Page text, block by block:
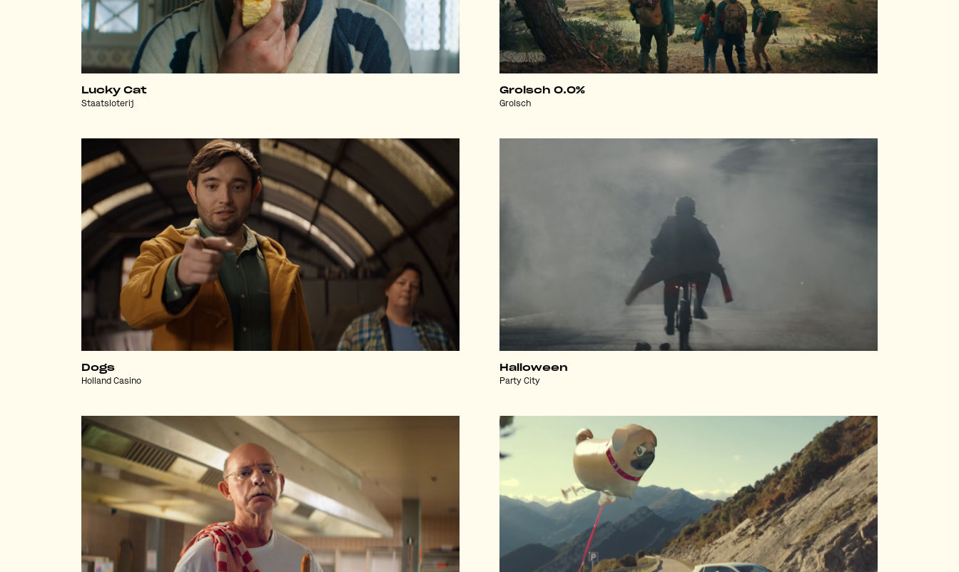
Lucky Cat
Staatsloterij
Grolsch 0.0%
Grolsch
Dogs
Holland Casino
Halloween
Party City